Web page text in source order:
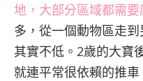
地，大部分區域都需要
多，從一個動物區走
其實不低。2歲的大寶
就連平常很依賴的推